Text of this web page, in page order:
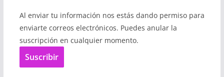
Al enviar tu información nos estás dando permiso para
enviarte correos electrónicos. Puedes anular la
suscripción en cualquier momento.
Suscribir